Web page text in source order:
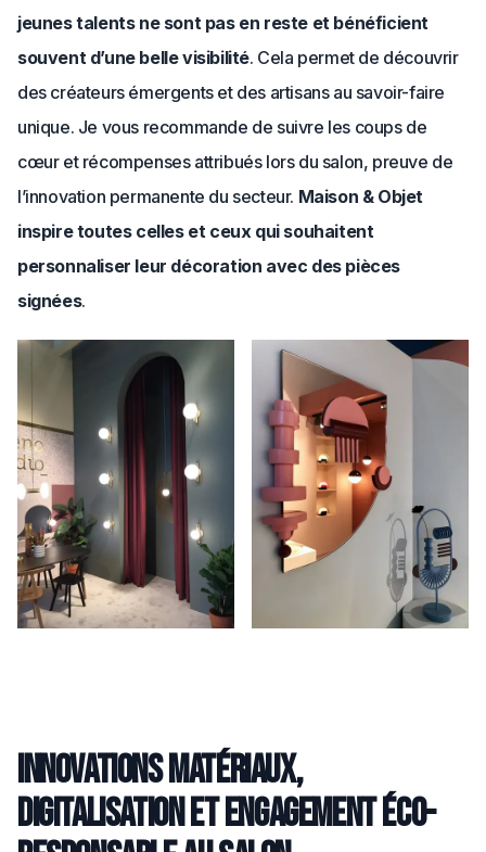
jeunes talents ne sont pas en reste et bénéficient
souvent d’une belle visibilité. Cela permet de découvrir
des créateurs émergents et des artisans au savoir-faire
unique. Je vous recommande de suivre les coups de
cœur et récompenses attribués lors du salon, preuve de
l’innovation permanente du secteur. Maison & Objet
inspire toutes celles et ceux qui souhaitent
personnaliser leur décoration avec des pièces
signées.
Innovations matériaux,
digitalisation et engagement éco-